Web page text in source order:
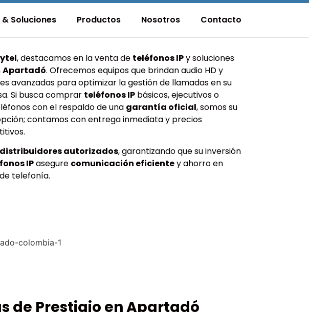
Soluciones Productos Nosotros Contacto
, destacamos en la venta de teléfonos IPy soluciones
Apartadó. Ofrecemos equipos que brindan audio HD y
avanzadas para optimizar la gestión de llamadas en su
Si busca comprar teléfonos IP básicos, ejecutivos o
con el respaldo de una garantía oficial, somos su
contamos con entrega inmediata y precios
distribuidores autorizados, garantizando que su inversión
IPasegure comunicación eficientey ahorro en
telefonía.
de Prestigio en Apartadó